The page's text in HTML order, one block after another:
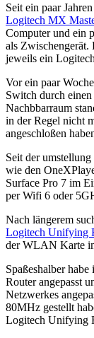
Seit ein paar
Logitech MX
Computer und ein
als Zwischengerät.
jeweils ein
Vor ein paar
Switch durch
Nachbbarraum
in der Regel nicht
angeschloßen
Seit der
wie den
Surface Pro 7 im
per Wifi 6 oder
Nach längerem
Logitech Unifying
der WLAN Karte
Spaßeshalber
Router angepasst
Netzwerkes
80MHz gestellt
Logitech Unifying